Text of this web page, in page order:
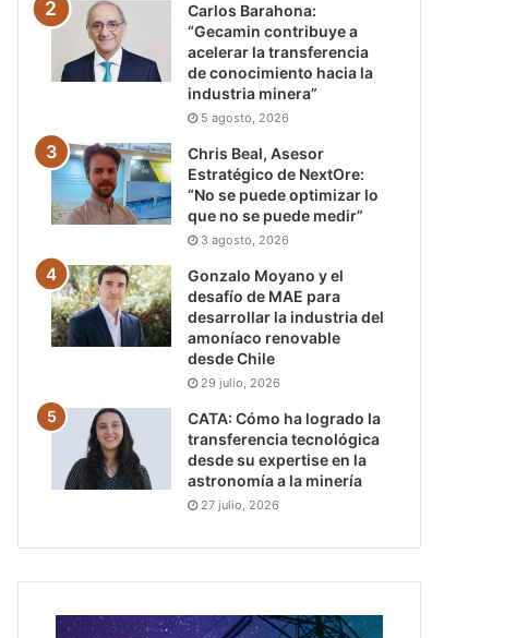
Carlos Barahona:
“Gecamin contribuye a
acelerar la transferencia
de conocimiento hacia la
industria minera”
5 agosto, 2026
Chris Beal, Asesor
Estratégico de NextOre:
“No se puede optimizar lo
que no se puede medir”
3 agosto, 2026
Gonzalo Moyano y el
desafío de MAE para
desarrollar la industria del
amoníaco renovable
desde Chile
29 julio, 2026
CATA: Cómo ha logrado la
transferencia tecnológica
desde su expertise en la
astronomía a la minería
27 julio, 2026